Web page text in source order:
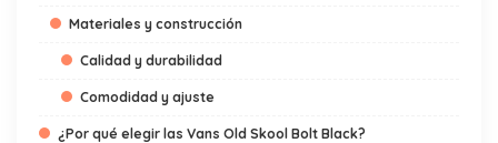
Materiales y construcción
Calidad y durabilidad
Comodidad y ajuste
¿Por qué elegir las Vans Old Skool Bolt Black?